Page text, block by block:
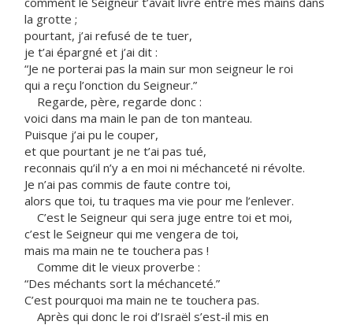
la grotte ;
pourtant, j’ai refusé de te tuer,
je t’ai épargné et j’ai dit :
“Je ne porterai pas la main sur mon seigneur le roi
qui a reçu l’onction du Seigneur.”
Regarde, père, regarde donc :
voici dans ma main le pan de ton manteau.
Puisque j’ai pu le couper,
et que pourtant je ne t’ai pas tué,
reconnais qu’il n’y a en moi ni méchanceté ni révolte.
Je n’ai pas commis de faute contre toi,
alors que toi, tu traques ma vie pour me l’enlever.
C’est le Seigneur qui sera juge entre toi et moi,
c’est le Seigneur qui me vengera de toi,
mais ma main ne te touchera pas !
Comme dit le vieux proverbe :
“Des méchants sort la méchanceté.”
C’est pourquoi ma main ne te touchera pas.
Après qui donc le roi d’Israël s’est-il mis en